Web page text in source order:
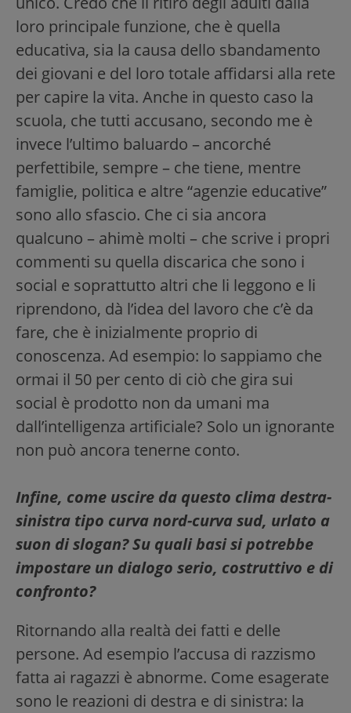
loro principale funzione, che è quella
educativa, sia la causa dello sbandamento
dei giovani e del loro totale affidarsi alla rete
per capire la vita. Anche in questo caso la
scuola, che tutti accusano, secondo me è
invece l’ultimo baluardo – ancorché
perfettibile, sempre – che tiene, mentre
famiglie, politica e altre “agenzie educative”
sono allo sfascio. Che ci sia ancora
qualcuno – ahimè molti – che scrive i propri
commenti su quella discarica che sono i
social e soprattutto altri che li leggono e li
riprendono, dà l’idea del lavoro che c’è da
fare, che è inizialmente proprio di
conoscenza. Ad esempio: lo sappiamo che
ormai il 50 per cento di ciò che gira sui
social è prodotto non da umani ma
dall’intelligenza artificiale? Solo un ignorante
non può ancora tenerne conto.
Infine, come uscire da questo clima destra-
sinistra tipo curva nord-curva sud, urlato a
suon di slogan? Su quali basi si potrebbe
impostare un dialogo serio, costruttivo e di
confronto?
Ritornando alla realtà dei fatti e delle
persone. Ad esempio l’accusa di razzismo
fatta ai ragazzi è abnorme. Come esagerate
sono le reazioni di destra e di sinistra: la